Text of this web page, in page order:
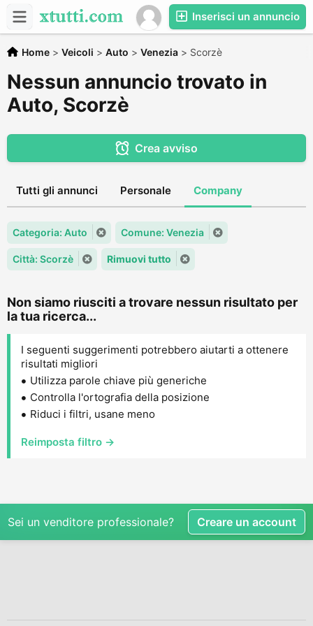
Inserisci un annuncio
Home > Veicoli > Auto > Venezia > Scorzè
Nessun annuncio trovato in
Auto, Scorzè
Crea avviso
Tutti gli annunci Personale Company
Categoria: Auto Comune: Venezia
Città: Scorzè Rimuovi tutto
Non siamo riusciti a trovare nessun risultato per
la tua ricerca...
I seguenti suggerimenti potrebbero aiutarti a ottenere
risultati migliori
Utilizza parole chiave più generiche
Controlla l'ortografia della posizione
Riduci i filtri, usane meno
Reimposta filtro →
Sei un venditore professionale? Creare un account